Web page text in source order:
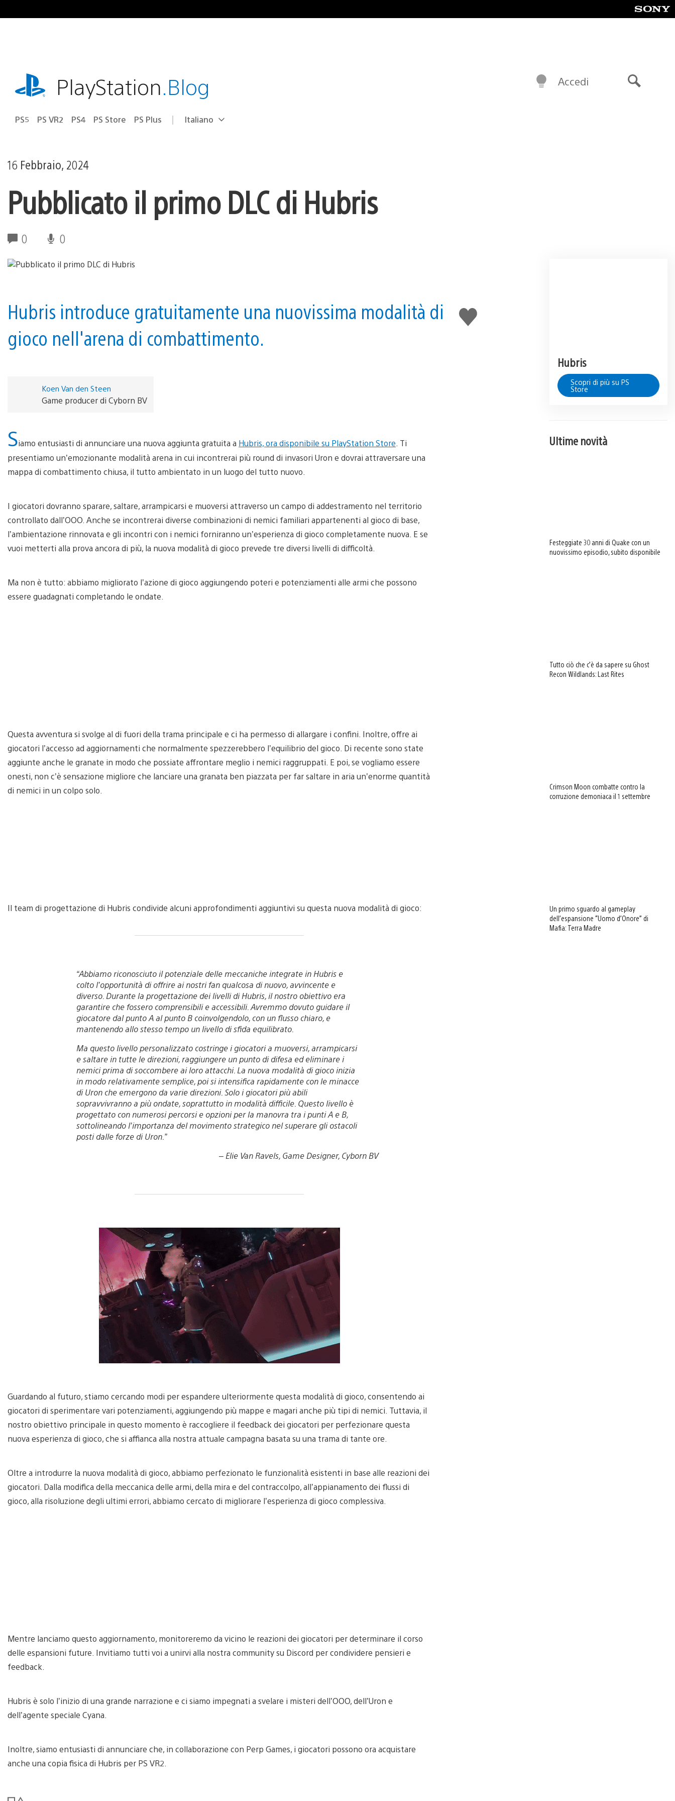
al
playstation.comPlayStation.Blog
PS5 PS VR2 PS4 PS Store PS Plus Seleziona
Regione
Italiano
Accedi
16 Febbraio, 2024
Pubblicato il primo DLC di Hubris
0 0
Mi
piace
Hubris introduce gratuitamente una nuovissima modalità di
gioco nell'arena di combattimento.
Koen Van den Steen
Game producer di Cyborn BV
Siamo entusiasti di annunciare una nuova aggiunta gratuita a Hubris, ora disponibile su PlayStation Store . Ti
presentiamo un’emozionante modalità arena in cui incontrerai più round di invasori Uron e dovrai attraversare una
mappa di combattimento chiusa, il tutto ambientato in un luogo del tutto nuovo.
I giocatori dovranno sparare, saltare, arrampicarsi e muoversi attraverso un campo di addestramento nel territorio
controllato dall’OOO. Anche se incontrerai diverse combinazioni di nemici familiari appartenenti al gioco di base,
l’ambientazione rinnovata e gli incontri con i nemici forniranno un’esperienza di gioco completamente nuova. E se
vuoi metterti alla prova ancora di più, la nuova modalità di gioco prevede tre diversi livelli di difficoltà.
Ma non è tutto: abbiamo migliorato l’azione di gioco aggiungendo poteri e potenziamenti alle armi che possono
essere guadagnati completando le ondate.
Questa avventura si svolge al di fuori della trama principale e ci ha permesso di allargare i confini. Inoltre, offre ai
giocatori l’accesso ad aggiornamenti che normalmente spezzerebbero l’equilibrio del gioco. Di recente sono state
aggiunte anche le granate in modo che possiate affrontare meglio i nemici raggruppati. E poi, se vogliamo essere
onesti, non c’è sensazione migliore che lanciare una granata ben piazzata per far saltare in aria un’enorme quantità
di nemici in un colpo solo.
Il team di progettazione di Hubris condivide alcuni approfondimenti aggiuntivi su questa nuova modalità di gioco:
“Abbiamo riconosciuto il potenziale delle meccaniche integrate in Hubris e
colto l’opportunità di offrire ai nostri fan qualcosa di nuovo, avvincente e
diverso. Durante la progettazione dei livelli di Hubris, il nostro obiettivo era
garantire che fossero comprensibili e accessibili. Avremmo dovuto guidare il
giocatore dal punto A al punto B coinvolgendolo, con un flusso chiaro, e
mantenendo allo stesso tempo un livello di sfida equilibrato.
Ma questo livello personalizzato costringe i giocatori a muoversi, arrampicarsi
e saltare in tutte le direzioni, raggiungere un punto di difesa ed eliminare i
nemici prima di soccombere ai loro attacchi. La nuova modalità di gioco inizia
in modo relativamente semplice, poi si intensifica rapidamente con le minacce
di Uron che emergono da varie direzioni. Solo i giocatori più abili
sopravvivranno a più ondate, soprattutto in modalità difficile. Questo livello è
progettato con numerosi percorsi e opzioni per la manovra tra i punti A e B,
sottolineando l’importanza del movimento strategico nel superare gli ostacoli
posti dalle forze di Uron.”
– Elie Van Ravels, Game Designer, Cyborn BV
Guardando al futuro, stiamo cercando modi per espandere ulteriormente questa modalità di gioco, consentendo ai
giocatori di sperimentare vari potenziamenti, aggiungendo più mappe e magari anche più tipi di nemici. Tuttavia, il
nostro obiettivo principale in questo momento è raccogliere il feedback dei giocatori per perfezionare questa
nuova esperienza di gioco, che si affianca alla nostra attuale campagna basata su una trama di tante ore.
Oltre a introdurre la nuova modalità di gioco, abbiamo perfezionato le funzionalità esistenti in base alle reazioni dei
giocatori. Dalla modifica della meccanica delle armi, della mira e del contraccolpo, all’appianamento dei flussi di
gioco, alla risoluzione degli ultimi errori, abbiamo cercato di migliorare l’esperienza di gioco complessiva.
Mentre lanciamo questo aggiornamento, monitoreremo da vicino le reazioni dei giocatori per determinare il corso
delle espansioni future. Invitiamo tutti voi a unirvi alla nostra community su Discord per condividere pensieri e
feedback.
Hubris è solo l’inizio di una grande narrazione e ci siamo impegnati a svelare i misteri dell’OOO, dell’Uron e
dell’agente speciale Cyana.
Inoltre, siamo entusiasti di annunciare che, in collaborazione con Perp Games, i giocatori possono ora acquistare
anche una copia fisica di Hubris per PS VR2.
Hubris
Scopri di più su PS
Store
Ultime novità
Festeggiate 30 anni di Quake con un
nuovissimo episodio, subito disponibile
Tutto ciò che c’è da sapere su Ghost
Recon Wildlands: Last Rites
Crimson Moon combatte contro la
corruzione demoniaca il 1 settembre
Un primo sguardo al gameplay
dell’espansione “Uomo d’Onore” di
Mafia: Terra Madre